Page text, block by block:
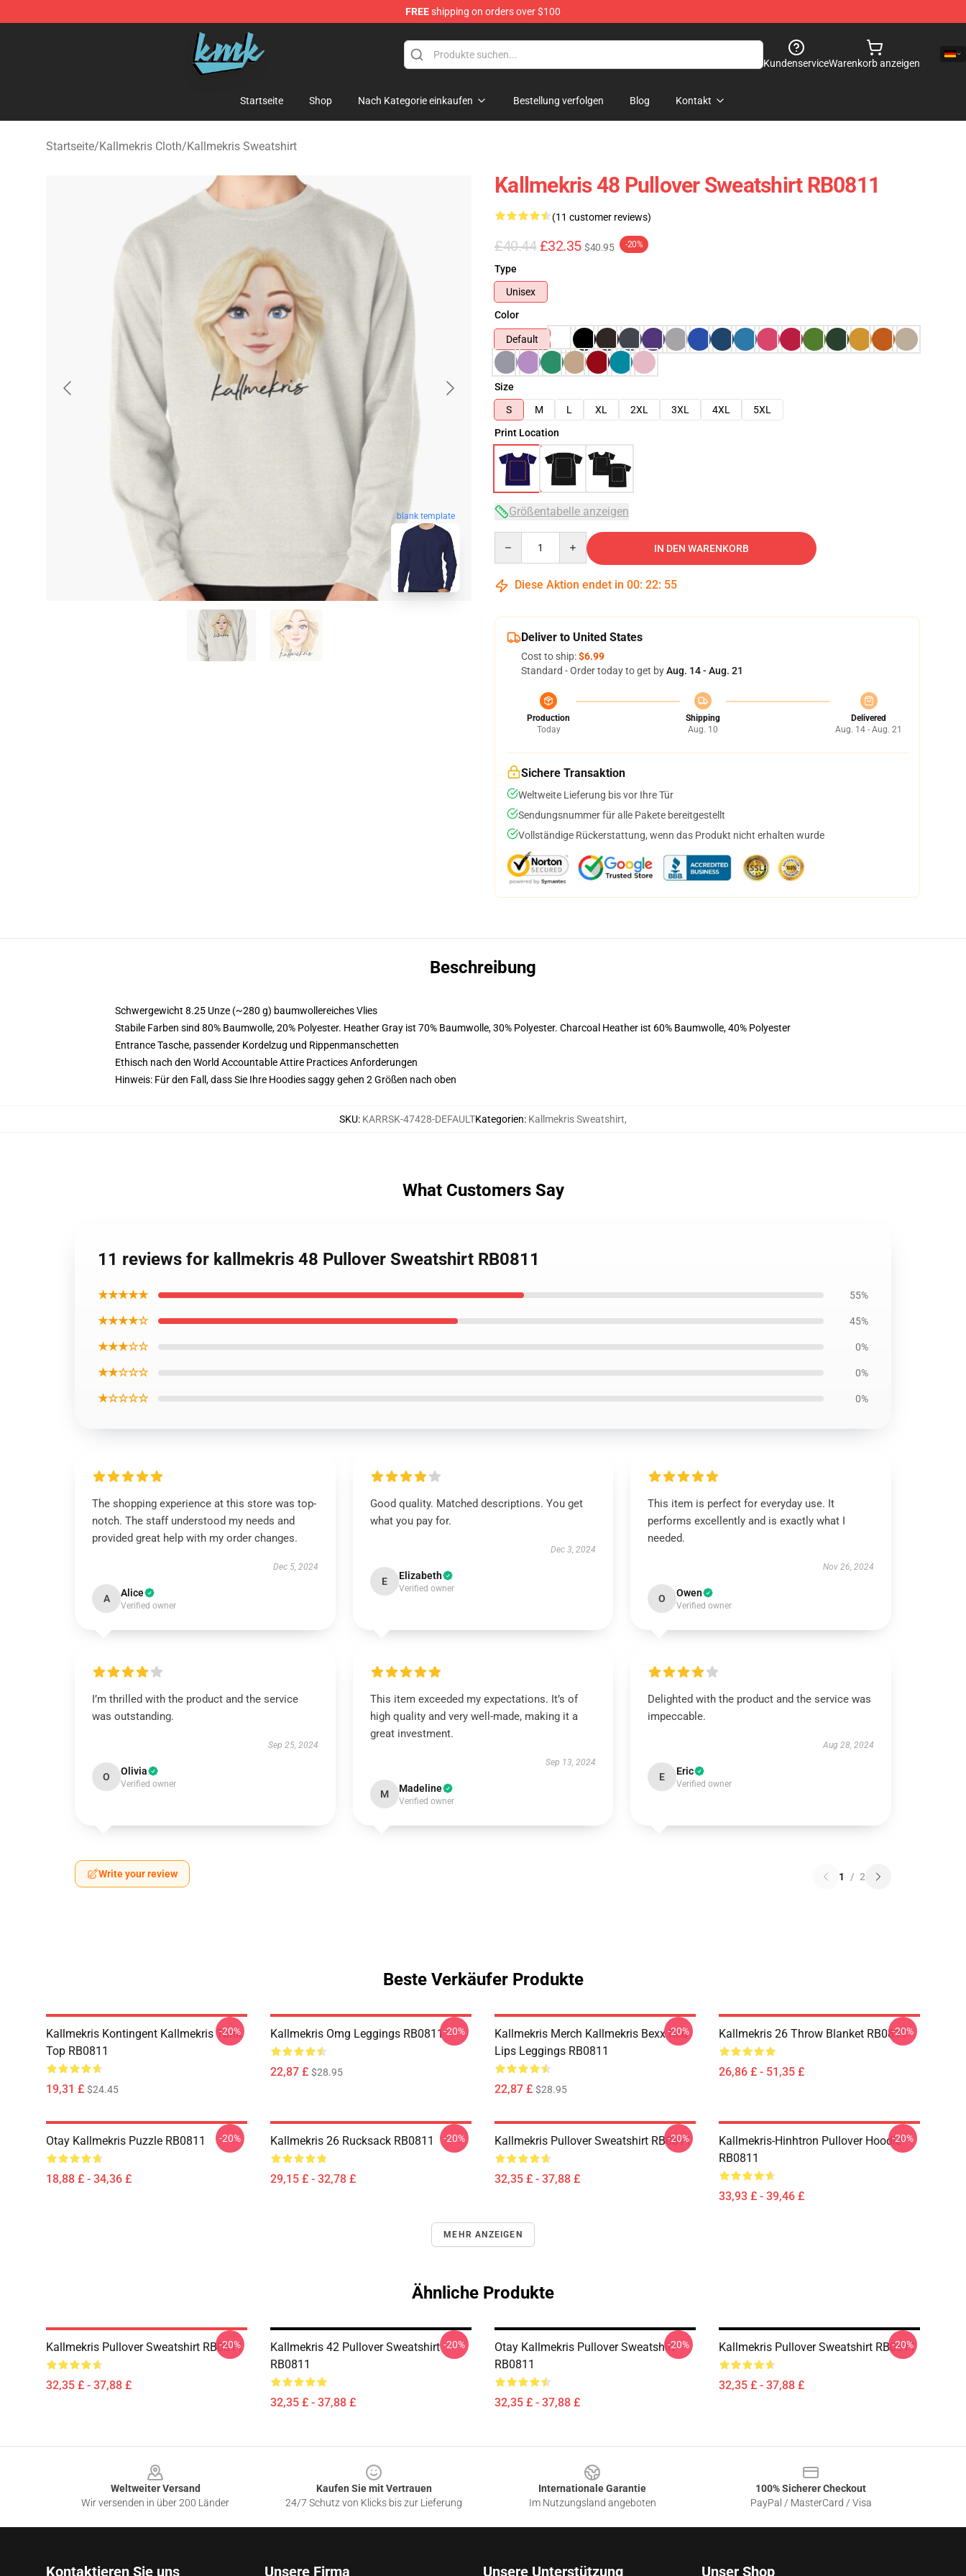
FREEshipping on orders over $100
KallMeKris Store - Official KallMeKris Merchandise Shop
KundenserviceWarenkorb anzeigen
Startseite Shop Nach Kategorie einkaufen Bestellung verfolgen Blog Kontakt
Startseite/Kallmekris Cloth/Kallmekris Sweatshirt
blank template
Kallmekris 48 Pullover Sweatshirt RB0811
(11 customer reviews)
£40.44 £32.35 $40.95 -20%
Type
Unisex
Color
Default
Size
S
M L XL 2XL 3XL 4XL
5XL
Print Location
Größentabelle anzeigen
IN DEN WARENKORB
Diese Aktion endet in 00: 22: 54
Deliver to United States
Cost to ship:$6.99
Standard - Order today to get byAug. 14 - Aug. 21
Production
Today
Shipping
Aug. 10
Delivered
Aug. 14 - Aug. 21
Sichere Transaktion
Weltweite Lieferung bis vor Ihre Tür
Sendungsnummer für alle Pakete bereitgestellt
Vollständige Rückerstattung, wenn das Produkt nicht erhalten wurde
Beschreibung
Schwergewicht 8.25 Unze (~280 g) baumwollereiches Vlies
Stabile Farben sind 80% Baumwolle, 20% Polyester. Heather Gray ist 70% Baumwolle, 30% Polyester. Charcoal Heather ist 60% Baumwolle, 40% Polyester
Entrance Tasche, passender Kordelzug und Rippenmanschetten
Ethisch nach den World Accountable Attire Practices Anforderungen
Hinweis: Für den Fall, dass Sie Ihre Hoodies saggy gehen 2 Größen nach oben
SKU: KARRSK-47428-DEFAULTKategorien: Kallmekris Sweatshirt,
What Customers Say
11 reviews for kallmekris 48 Pullover Sweatshirt RB0811
★★★★★ 55%
★★★★☆ 45%
★★★☆☆ 0%
★★☆☆☆ 0%
★☆☆☆☆ 0%
The shopping experience at this store was top-
notch. The staff understood my needs and
provided great help with my order changes.
Dec 5, 2024
A Alice
Verified owner
Good quality. Matched descriptions. You get
what you pay for.
Dec 3, 2024
E Elizabeth
Verified owner
This item is perfect for everyday use. It
performs excellently and is exactly what I
needed.
Nov 26, 2024
O Owen
Verified owner
I’m thrilled with the product and the service
was outstanding.
Sep 25, 2024
O Olivia
Verified owner
This item exceeded my expectations. It’s of
high quality and very well-made, making it a
great investment.
Sep 13, 2024
M Madeline
Verified owner
Delighted with the product and the service was
impeccable.
Aug 28, 2024
E Eric
Verified owner
Write your review 1 / 2
Beste Verkäufer Produkte
Kallmekris Kontingent Kallmekris Tank
Top RB0811
19,31 £ $24.45
-20% Kallmekris Omg Leggings RB0811
22,87 £ $28.95
-20%
Kallmekris Merch Kallmekris Bexx Red
Lips Leggings RB0811
22,87 £ $28.95
-20% Kallmekris 26 Throw Blanket RB0811
26,86 £ - 51,35 £
-20%
Otay Kallmekris Puzzle RB0811
18,88 £ - 34,36 £
-20% Kallmekris 26 Rucksack RB0811
29,15 £ - 32,78 £
-20% Kallmekris Pullover Sweatshirt RB0811
32,35 £ - 37,88 £
-20%
Kallmekris-Hinhtron Pullover Hoodie
RB0811
33,93 £ - 39,46 £
-20%
MEHR ANZEIGEN
Ähnliche Produkte
Kallmekris Pullover Sweatshirt RB0811
32,35 £ - 37,88 £
-20%
Kallmekris 42 Pullover Sweatshirt
RB0811
32,35 £ - 37,88 £
-20%
Otay Kallmekris Pullover Sweatshirt
RB0811
32,35 £ - 37,88 £
-20% Kallmekris Pullover Sweatshirt RB0811
32,35 £ - 37,88 £
-20%
Weltweiter Versand
Wir versenden in über 200 Länder
Kaufen Sie mit Vertrauen
24/7 Schutz von Klicks bis zur Lieferung
Internationale Garantie
Im Nutzungsland angeboten
100% Sicherer Checkout
PayPal / MasterCard / Visa
Kontaktieren Sie uns Unsere Firma Unsere Unterstützung Unser Shop